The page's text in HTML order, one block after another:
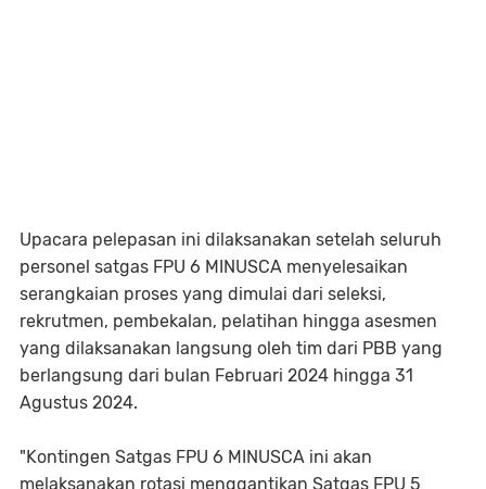
Upacara pelepasan ini dilaksanakan setelah seluruh
personel satgas FPU 6 MINUSCA menyelesaikan
serangkaian proses yang dimulai dari seleksi,
rekrutmen, pembekalan, pelatihan hingga asesmen
yang dilaksanakan langsung oleh tim dari PBB yang
berlangsung dari bulan Februari 2024 hingga 31
Agustus 2024.
"Kontingen Satgas FPU 6 MINUSCA ini akan
melaksanakan rotasi menggantikan Satgas FPU 5